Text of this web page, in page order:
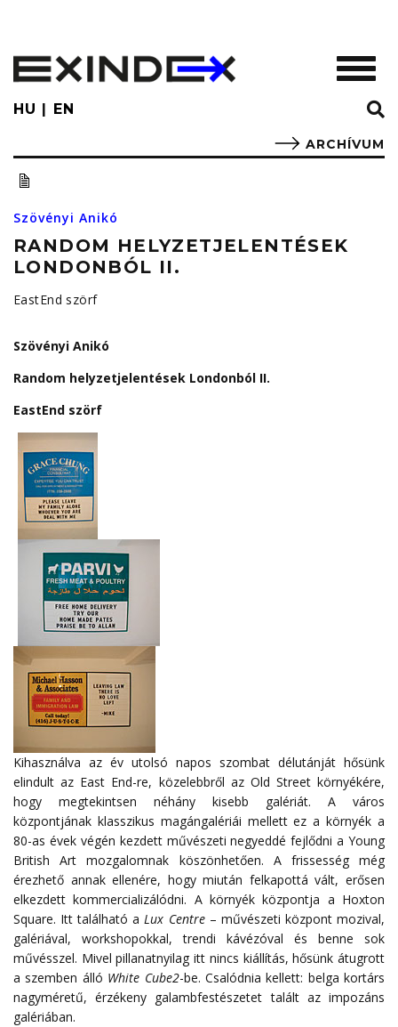
main
content
HU EN
ARCHÍVUM
Szövényi Anikó
RANDOM HELYZETJELENTÉSEK
LONDONBÓL II.
EastEnd szörf
Szövényi Anikó
Random helyzetjelentések Londonból II.
EastEnd szörf
Kihasználva az év utolsó napos szombat délutánját hősünk
elindult az East End-re, közelebbről az Old Street környékére,
hogy megtekintsen néhány kisebb galériát. A város
központjának klasszikus magángalériái mellett ez a környék a
80-as évek végén kezdett művészeti negyeddé fejlődni a Young
British Art mozgalomnak köszönhetően. A frissesség még
érezhető annak ellenére, hogy miután felkapottá vált, erősen
elkezdett kommercializálódni. A környék központja a Hoxton
Square. Itt található aLux Centre – művészeti központ mozival,
galériával, workshopokkal, trendi kávézóval és benne sok
művésszel. Mivel pillanatnyilag itt nincs kiállítás, hősünk átugrott
a szemben álló White Cube2-be. Csalódnia kellett: belga kortárs
nagyméretű, érzékeny galambfestészetet talált az impozáns
galériában.